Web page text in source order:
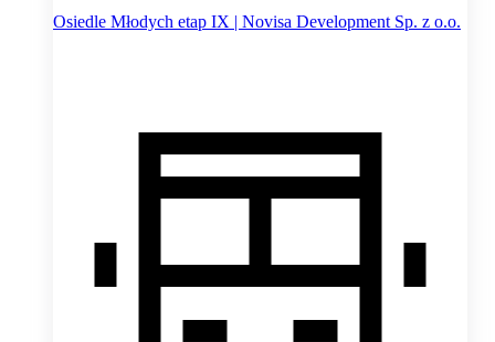
Osiedle Młodych etap IX | Novisa Development Sp. z o.o.